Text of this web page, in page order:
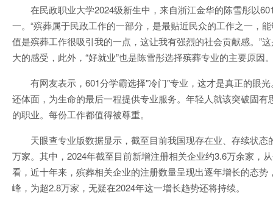
在民政职业大学2024级新生中，来自浙江金华的陈雪彤以
一。“殡葬属于民政工作的一部分，是最贴近民众的工作之一，
值是殡葬工作很吸引我的一点，这让我有强烈的社会贡献感。”
大的感受，此外，“好就业”也是陈雪彤选择殡葬专业的主要原因
有网友表示，601分学霸选择"冷门"专业，这才是真正的眼
还体面，为生命的最后一程提供专业服务。年轻人就该突破固有
的职业。每份工作都值得被尊重。
天眼查专业版数据显示，截至目前我国现存在业、存续状态
万家。其中，2024年截至目前新增注册相关企业约3.6万余家，
看，近十年来，殡葬相关企业的注册数量呈现出逐年增长的态势
峰，为超2.8万家，无疑在2024年这一增长趋势还将持续。